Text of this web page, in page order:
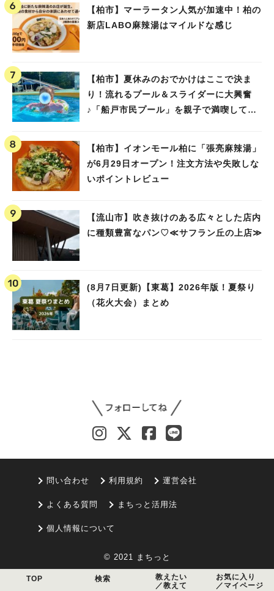
【柏市】マーラータン人気が加速中！柏の
新店LABO麻辣湯はマイルドな感じ
【柏市】夏休みのおでかけはここで決ま
り！流れるプール＆スライダーに大興奮
♪「船戸市民プール」を親子で満喫してき
【柏市】イオンモール柏に「張亮麻辣湯」
が6月29日オープン！注文方法や失敗しな
いポイントレビュー
【流山市】吹き抜けのある広々とした店内
に種類豊富なパン♡≪サフラン丘の上店≫
(8月7日更新)【東葛】2026年版！夏祭り
（花火大会）まとめ
問い合わせ 利用規約 運営会社
よくある質問 まちっと活用法
個人情報について
© 2021 まちっと
TOP 検索
教えたい
／教えて
お気に入り
／マイページ